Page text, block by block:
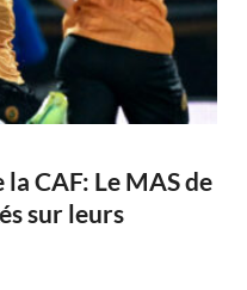
CAF: Le MAS de
sur leurs